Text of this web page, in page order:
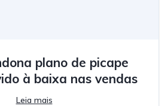
plano de picape
à baixa nas vendas
Leia mais